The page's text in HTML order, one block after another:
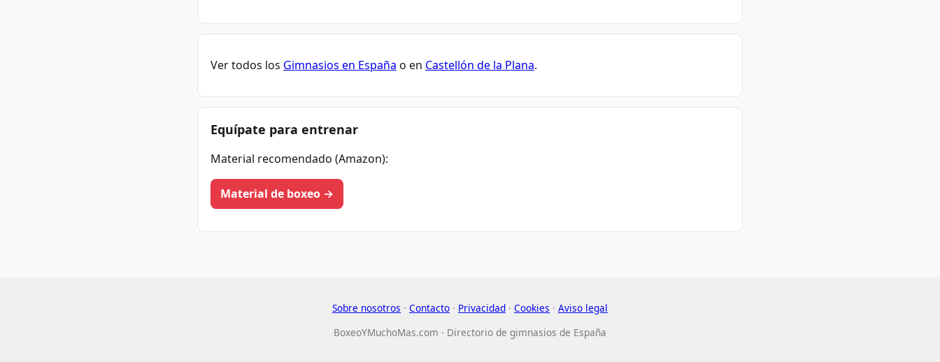
Ver todos los Gimnasios en España o en Castellón de la Plana.
Equípate para entrenar
Material recomendado (Amazon):
Material de boxeo →
Sobre nosotros · Contacto · Privacidad · Cookies · Aviso legal
BoxeoYMuchoMas.com · Directorio de gimnasios de España